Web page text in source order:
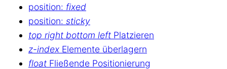
position: fixed
position: sticky
top right bottom left Platzieren
z-index Elemente überlagern
float Fließende Positionierung